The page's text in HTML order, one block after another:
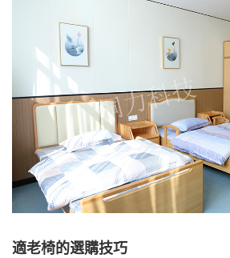
適老椅的選購技巧